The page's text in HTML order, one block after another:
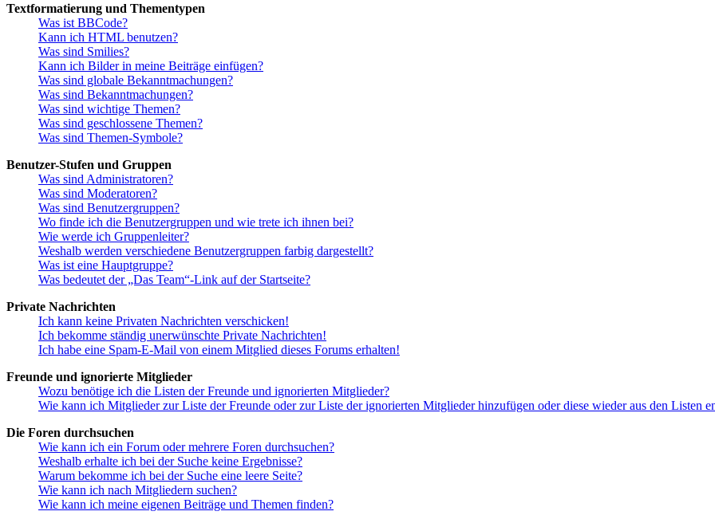
Textformatierung und Thementypen
Was ist BBCode?
Kann ich HTML benutzen?
Was sind Smilies?
Kann ich Bilder in meine Beiträge einfügen?
Was sind globale Bekanntmachungen?
Was sind Bekanntmachungen?
Was sind wichtige Themen?
Was sind geschlossene Themen?
Was sind Themen-Symbole?
Benutzer-Stufen und Gruppen
Was sind Administratoren?
Was sind Moderatoren?
Was sind Benutzergruppen?
Wo finde ich die Benutzergruppen und wie trete ich ihnen bei?
Wie werde ich Gruppenleiter?
Weshalb werden verschiedene Benutzergruppen farbig dargestellt?
Was ist eine Hauptgruppe?
Was bedeutet der „Das Team“-Link auf der Startseite?
Private Nachrichten
Ich kann keine Privaten Nachrichten verschicken!
Ich bekomme ständig unerwünschte Private Nachrichten!
Ich habe eine Spam-E-Mail von einem Mitglied dieses Forums erhalten!
Freunde und ignorierte Mitglieder
Wozu benötige ich die Listen der Freunde und ignorierten Mitglieder?
Wie kann ich Mitglieder zur Liste der Freunde oder zur Liste der ignorierten Mitglieder hinzufügen oder diese wieder aus den Listen
Die Foren durchsuchen
Wie kann ich ein Forum oder mehrere Foren durchsuchen?
Weshalb erhalte ich bei der Suche keine Ergebnisse?
Warum bekomme ich bei der Suche eine leere Seite?
Wie kann ich nach Mitgliedern suchen?
Wie kann ich meine eigenen Beiträge und Themen finden?